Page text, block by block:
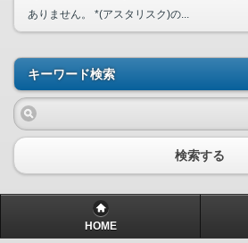
ありません。 *(アスタリスク)の...
キーワード検索
検索する
HOME